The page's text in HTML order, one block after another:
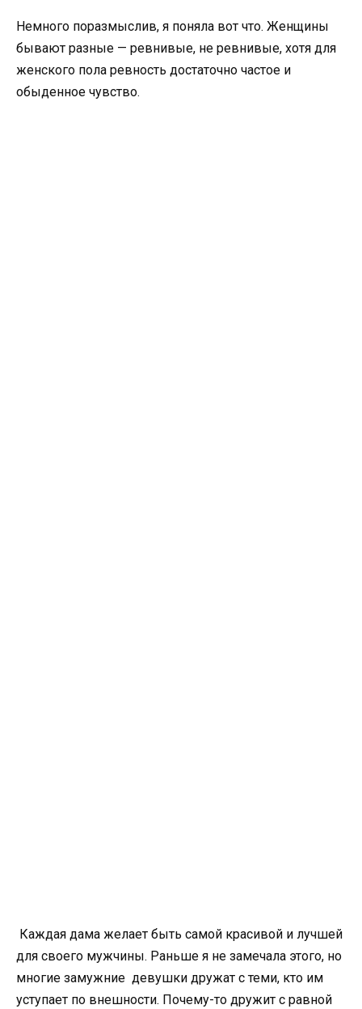
Немного поразмыслив, я поняла вот что. Женщины
бывают разные — ревнивые, не ревнивые, хотя для
женского пола ревность достаточно частое и
обыденное чувство.
Каждая дама желает быть самой красивой и лучшей
для своего мужчины. Раньше я не замечала этого, но
многие замужние девушки дружат с теми, кто им
уступает по внешности. Почему-то дружит с равной